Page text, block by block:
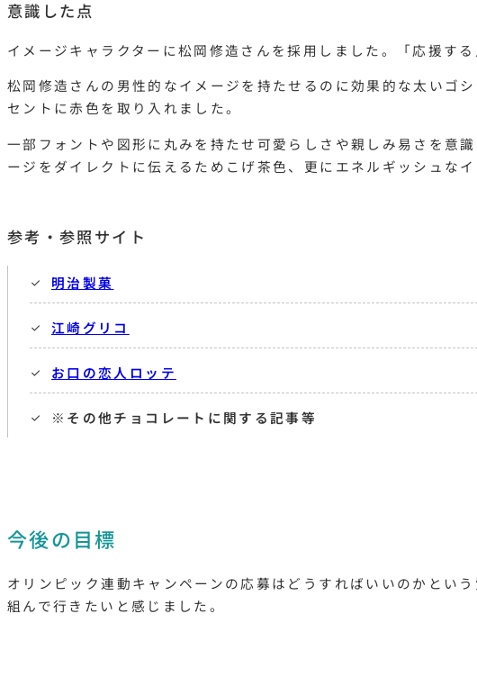
意識した点
イメージキャラクターに松岡修造さんを採用しました。「応援す
松岡修造さんの男性的なイメージを持たせるのに効果的な太いゴ
セントに赤色を取り入れました。
一部フォントや図形に丸みを持たせ可愛らしさや親しみ易さを意
ージをダイレクトに伝えるためこげ茶色、更にエネルギッシュな
参考・参照サイト
明治製菓
江崎グリコ
お口の恋人ロッテ
※その他チョコレートに関する記事等
今後の目標
オリンピック連動キャンペーンの応募はどうすればいいのかとい
組んで行きたいと感じました。